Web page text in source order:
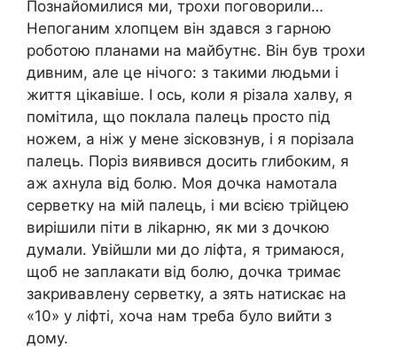
Познайомилися ми, трохи поговорили…
Непоганим хлопцем він здався з гарною
роботою планами на майбутнє. Він був трохи
дивним, але це нічого: з такими людьми і
життя цікавіше. І ось, коли я різала халву, я
помітила, що поклала палець просто під
ножем, а ніж у мене зісковзнув, і я порізала
палець. Поріз виявився досить глибоким, я
аж ахнула від болю. Моя дочка намотала
серветку на мій палець, і ми всією трійцею
вирішили піти в ліkарню, як ми з дочкою
думали. Увійшли ми до ліфта, я тримаюся,
щоб не заплакати від болю, дочка тримає
закривавлену серветку, а зять натискає на
«10» у ліфті, хоча нам треба було вийти з
дому.